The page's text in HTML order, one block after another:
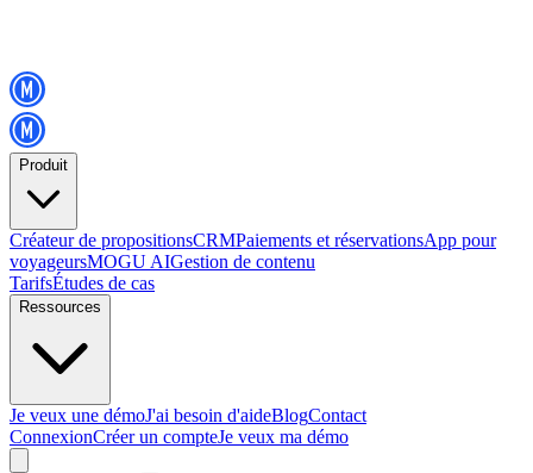
Produit
Créateur de propositionsCRMPaiements et réservationsApp pour
voyageursMOGU AIGestion de contenu
TarifsÉtudes de cas
Ressources
Je veux une démoJ'ai besoin d'aideBlogContact
ConnexionCréer un compteJe veux ma démo